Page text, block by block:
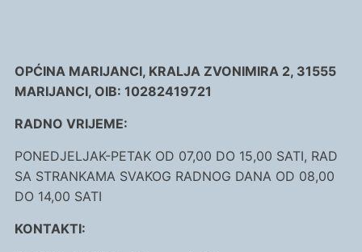
OPĆINA MARIJANCI, KRALJA ZVONIMIRA 2, 31555
MARIJANCI, OIB: 10282419721
RADNO VRIJEME:
PONEDJELJAK-PETAK OD 07,00 DO 15,00 SATI, RAD
SA STRANKAMA SVAKOG RADNOG DANA OD 08,00
DO 14,00 SATI
KONTAKTI: